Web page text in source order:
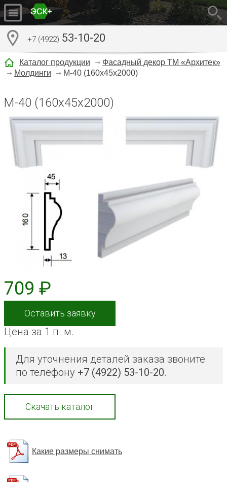
+7 (4922) 53-10-20
Каталог продукции
Фасадный декор ТМ «Архитек»
Молдинги
М-40 (160х45х2000)
М-40 (160х45х2000)
709 ₽
Оставить заявку
Цена за 1 п. м.
Для уточнения деталей заказа звоните
по телефону +7 (4922) 53-10-20.
Скачать каталог
Какие размеры снимать